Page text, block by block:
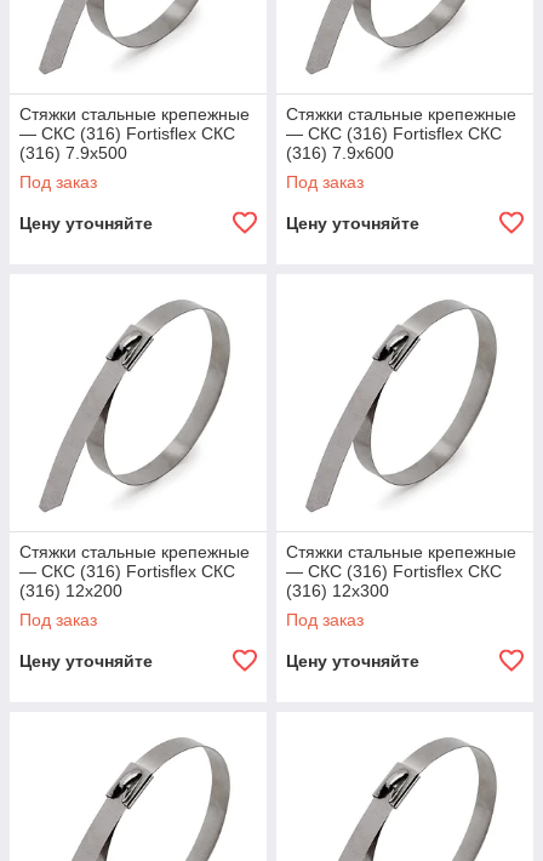
Стяжки стальные крепежные
— СКС (316) Fortisflex СКС
(316) 7.9х500
Под заказ
Цену уточняйте
Стяжки стальные крепежные
— СКС (316) Fortisflex СКС
(316) 7.9х600
Под заказ
Цену уточняйте
Стяжки стальные крепежные
— СКС (316) Fortisflex СКС
(316) 12х200
Под заказ
Цену уточняйте
Стяжки стальные крепежные
— СКС (316) Fortisflex СКС
(316) 12х300
Под заказ
Цену уточняйте